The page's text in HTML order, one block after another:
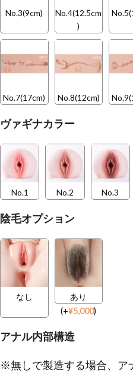
No.3(9cm)
No.4(12.5cm
)
No.7(17cm) No.8(12cm)
ヴァギナカラー
No.1 No.2 No.3
陰毛オプション
なし
あり
(+¥5,000)
アナル内部構造
※無しで製造する場合、ア